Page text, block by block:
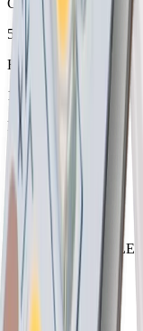
5 Jahre
Hauteur
12 mm
Largeur
20 mm
Largeur de montage
14.5 mm
Largeur max. pour LED
12.3 mm
Matériel